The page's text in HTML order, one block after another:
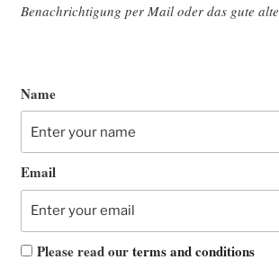
Benach­rich­ti­gung per Mail oder das gute alte
Name
Email
Please read ourterms and conditions